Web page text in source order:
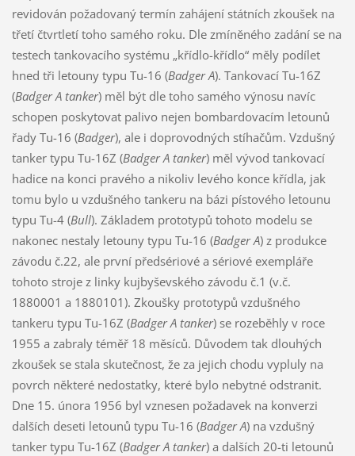
revidován požadovaný termín zahájení státních zkoušek na
třetí čtvrtletí toho samého roku. Dle zmíněného zadání se na
testech tankovacího systému „křídlo-křídlo“ měly podílet
hned tři letouny typu Tu-16 (Badger A). Tankovací Tu-16Z
(Badger A tanker) měl být dle toho samého výnosu navíc
schopen poskytovat palivo nejen bombardovacím letounů
řady Tu-16 (Badger), ale i doprovodných stíhačům. Vzdušný
tanker typu Tu-16Z (Badger A tanker) měl vývod tankovací
hadice na konci pravého a nikoliv levého konce křídla, jak
tomu bylo u vzdušného tankeru na bázi pístového letounu
typu Tu-4 (Bull). Základem prototypů tohoto modelu se
nakonec nestaly letouny typu Tu-16 (Badger A) z produkce
závodu č.22, ale první předsériové a sériové exempláře
tohoto stroje z linky kujbyševského závodu č.1 (v.č.
1880001 a 1880101). Zkoušky prototypů vzdušného
tankeru typu Tu-16Z (Badger A tanker) se rozeběhly v roce
1955 a zabraly téměř 18 měsíců. Důvodem tak dlouhých
zkoušek se stala skutečnost, že za jejich chodu vypluly na
povrch některé nedostatky, které bylo nebytné odstranit.
Dne 15. února 1956 byl vznesen požadavek na konverzi
dalších deseti letounů typu Tu-16 (Badger A) na vzdušný
tanker typu Tu-16Z (Badger A tanker) a dalších 20-ti letounů